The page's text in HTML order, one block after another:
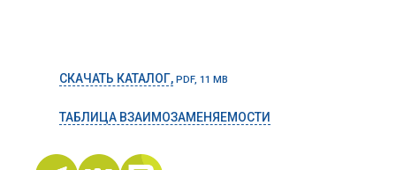
СКАЧАТЬ КАТАЛОГ, PDF, 11 MB
ТАБЛИЦА ВЗАИМОЗАМЕНЯЕМОСТИ